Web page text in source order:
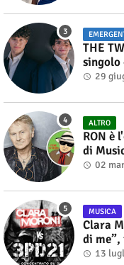
THE
singolo
29
ALTRO
RON è
di
Alberto
02
MUSICA
Clara
di
13